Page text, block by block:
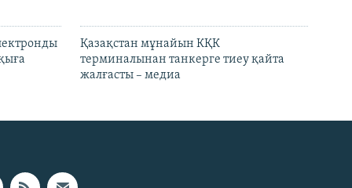
Қазақстан мұнайын КҚК
терминалынан танкерге тиеу қайта
жалғасты – медиа